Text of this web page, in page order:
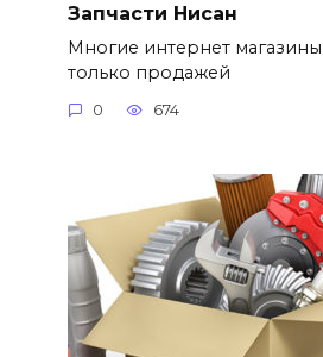
Запчасти Нисан
Многие интернет
только продажей
0 674